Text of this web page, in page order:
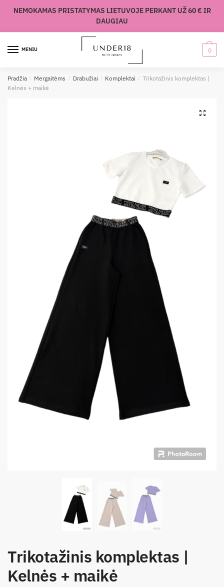
NEMOKAMAS PRISTATYMAS LIETUVOJE PERKANT UŽ 60 € IR
DAUGIAU
MENIU 0
Pradžia / Mergaitėms / Drabužiai / Komplektai / Trikotažinis komplektas |
Kelnės + maikė
🔍
Trikotažinis komplektas |
Kelnės + maikė